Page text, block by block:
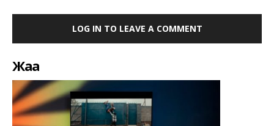
LOG IN TO LEAVE A COMMENT
Жаңа